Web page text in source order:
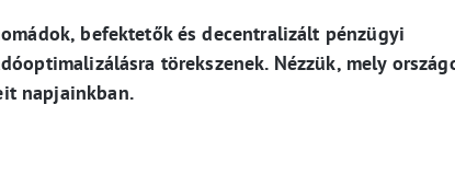
befektetők és decentralizált pénzügyi
törekszenek. Nézzük, mely
napjainkban.